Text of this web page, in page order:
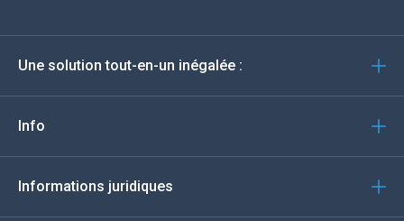
Deutsch
Une solution tout-en-un inégalée :
Info
Informations juridiques